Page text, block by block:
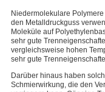
Niedermolekulare
den Metalldruckguss
Moleküle auf
sehr gute
vergleichsweise hohen
sehr gute
Darüber hinaus haben
Schmierwirkung, die den